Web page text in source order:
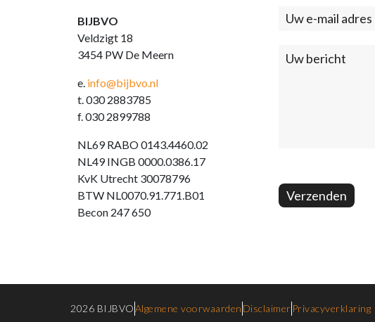
BIJBVO
Veldzigt 18
3454 PW De Meern
e. info@bijbvo.nl
t. 030 2883785
f. 030 2899788
NL69 RABO 0143.4460.02
NL49 INGB 0000.0386.17
KvK Utrecht 30078796
BTW NL0070.91.771.B01
Becon 247 650
Verzenden
2026 BIJBVOAlgemene voorwaarden Disclaimer Privacyverklaring